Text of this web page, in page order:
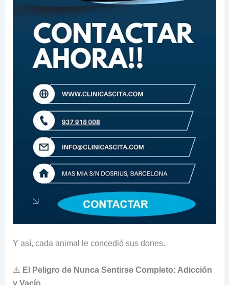
Y así, cada animal le concedió sus dones.
⚠️ El Peligro de Nunca Sentirse Completo: Adicción
y Vacío